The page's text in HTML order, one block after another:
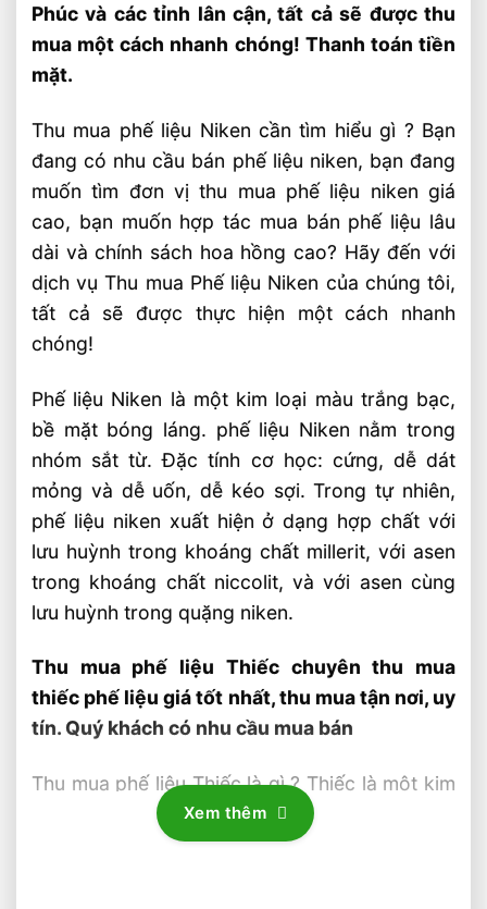
Phúc và các tỉnh lân cận, tất cả sẽ được thu
mua một cách nhanh chóng! Thanh toán tiền
mặt.
Thu mua phế liệu Niken cần tìm hiểu gì ? Bạn
đang có nhu cầu bán phế liệu niken, bạn đang
muốn tìm đơn vị thu mua phế liệu niken giá
cao, bạn muốn hợp tác mua bán phế liệu lâu
dài và chính sách hoa hồng cao? Hãy đến với
dịch vụ Thu mua Phế liệu Niken của chúng tôi,
tất cả sẽ được thực hiện một cách nhanh
chóng!
Phế liệu Niken là một kim loại màu trắng bạc,
bề mặt bóng láng. phế liệu Niken nằm trong
nhóm sắt từ. Đặc tính cơ học: cứng, dễ dát
mỏng và dễ uốn, dễ kéo sợi. Trong tự nhiên,
phế liệu niken xuất hiện ở dạng hợp chất với
lưu huỳnh trong khoáng chất millerit, với asen
trong khoáng chất niccolit, và với asen cùng
lưu huỳnh trong quặng niken.
Thu mua phế liệu Thiếc chuyên thu mua
thiếc phế liệu giá tốt nhất, thu mua tận nơi, uy
tín. Quý khách có nhu cầu mua bán
Thu mua phế liệu Thiếc là gì ? Thiếc là một kim
loại màu trắng bạc, kết tinh cao, dễ uốn, dễ
dát mỏng. Khi một thanh thiếc bị bẻ cong, âm
Xem thêm